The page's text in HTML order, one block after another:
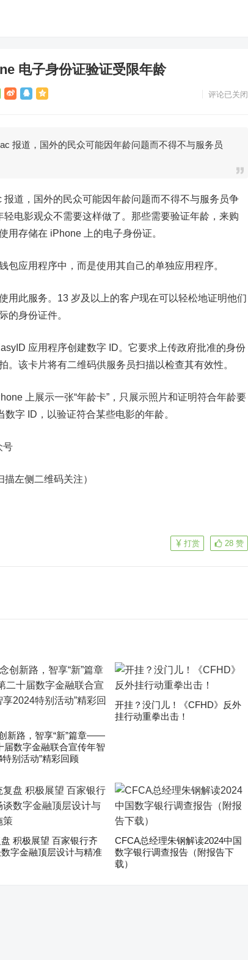
电子身份证验证受限年龄
评论已关闭
道，国外的民众可能因年龄问题而不得不与服务员
道，国外的民众可能因年龄问题而不得不与服务员争
电影观众不需要这样做了。那些需要验证年龄，来购
用存储在 iPhone 上的电子身份证。
包应用程序中，而是使用其自己的单独应用程序。
此服务。13 岁及以上的客户现在可以轻松地证明他们
的身份证件。
应用程序创建数字 ID。它要求上传政府批准的身份
。该卡片将有二维码供服务员扫描以检查其有效性。
上展示一张“年龄卡”，只展示照片和证明符合年龄要
字 ID，以验证符合某些电影的年龄。
号
左侧二维码关注）
28 赞
打赏
创新路，智享“新”篇章——
届数字金融联合宣传年智
特别活动”精彩回顾
开挂？没门儿！《CFHD》反外
挂行动重拳出击！
积极展望 百家银行齐
字金融顶层设计与精准
CFCA总经理朱钢解读2024中国
数字银行调查报告（附报告下
载）